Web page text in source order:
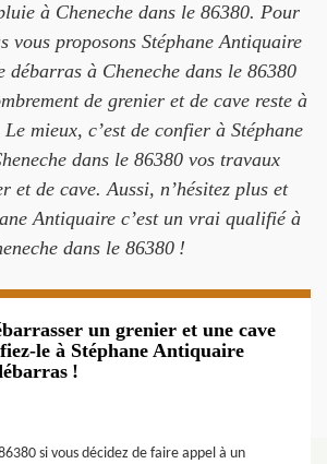
à Cheneche dans le 86380. Pour
vous proposons Stéphane Antiquaire
débarras à Cheneche dans le 86380
de grenier et de cave reste à
mieux, c’est de confier à Stéphane
dans le 86380 vos travaux
et de cave. Aussi, n’hésitez plus et
Antiquaire c’est un vrai qualifié à
dans le 86380 !
un grenier et une cave
le à Stéphane Antiquaire
!
si vous décidez de faire appel à un